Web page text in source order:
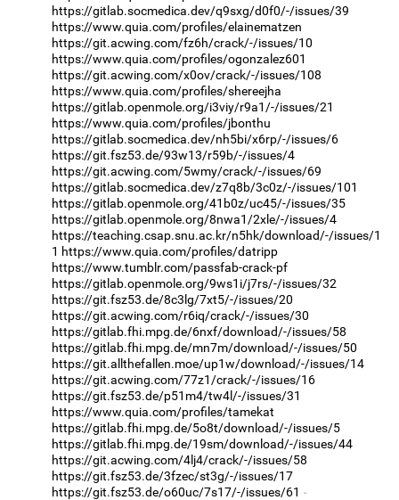
https://gitlab.socmedica.dev/q9sxg/d0f0/-/issues/39
https://www.quia.com/profiles/elainematzen
https://git.acwing.com/fz6h/crack/-/issues/10
https://www.quia.com/profiles/ogonzalez601
https://git.acwing.com/x0ov/crack/-/issues/108
https://www.quia.com/profiles/shereejha
https://gitlab.openmole.org/i3viy/r9a1/-/issues/21
https://www.quia.com/profiles/jbonthu
https://gitlab.socmedica.dev/nh5bi/x6rp/-/issues/6
https://git.fsz53.de/93w13/r59b/-/issues/4
https://git.acwing.com/5wmy/crack/-/issues/69
https://gitlab.socmedica.dev/z7q8b/3c0z/-/issues/101
https://gitlab.openmole.org/41b0z/uc45/-/issues/35
https://gitlab.openmole.org/8nwa1/2xle/-/issues/4
https://teaching.csap.snu.ac.kr/n5hk/download/-/issues/1
1 https://www.quia.com/profiles/datripp
https://www.tumblr.com/passfab-crack-pf
https://gitlab.openmole.org/9ws1i/j7rs/-/issues/32
https://git.fsz53.de/8c3lg/7xt5/-/issues/20
https://git.acwing.com/r6iq/crack/-/issues/30
https://gitlab.fhi.mpg.de/6nxf/download/-/issues/58
https://gitlab.fhi.mpg.de/mn7m/download/-/issues/50
https://git.allthefallen.moe/up1w/download/-/issues/14
https://git.acwing.com/77z1/crack/-/issues/16
https://git.fsz53.de/p51m4/tw4l/-/issues/31
https://www.quia.com/profiles/tamekat
https://gitlab.fhi.mpg.de/5o8t/download/-/issues/5
https://gitlab.fhi.mpg.de/19sm/download/-/issues/44
https://git.acwing.com/4lj4/crack/-/issues/58
https://git.fsz53.de/3fzec/st3g/-/issues/17
https://git.fsz53.de/o60uc/7s17/-/issues/61